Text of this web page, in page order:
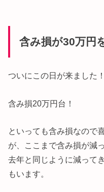
含み損が30万円
ついにこの日が来ました！
含み損20万円台！
といっても含み損なので
が、ここまで含み損が減
去年と同じように減って
もいます。